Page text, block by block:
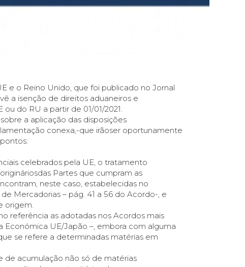
e o Reino Unido, que foi publicado no Jornal
a isenção de direitos aduaneiros e
do RU a partir de 01/01/2021.
a aplicação das disposições
conexa,-que irãoser oportunamente
celebrados pela UE, o tratamento
Partes que cumpram as
neste caso, estabelecidas no
Mercadorias – pág. 41 a 56 do Acordo-, e
origem.
referência as adotadas nos Acordos mais
UE/Japão –, embora com alguma
se refere a determinadas matérias em
de acumulação não só de matérias